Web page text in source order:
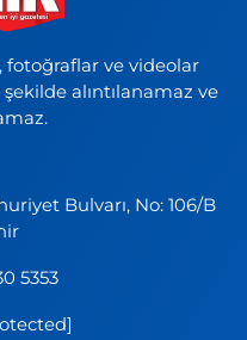
fotoğraflar ve videolar
alıntılanamaz ve
Bulvarı, No: 106/B
5353